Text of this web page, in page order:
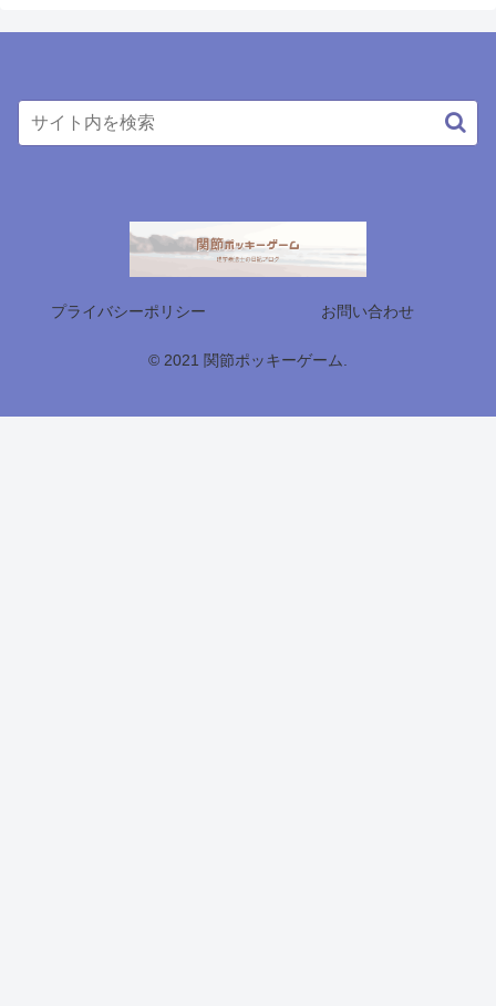
プライバシーポリシー お問い合わせ
© 2021 関節ポッキーゲーム.